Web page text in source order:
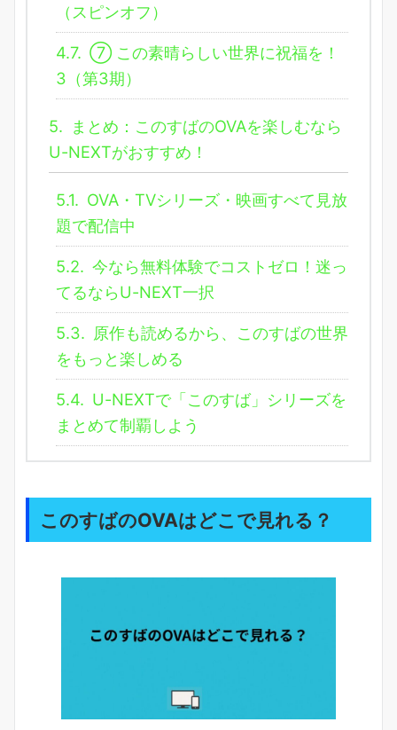
（スピンオフ）
4.7. ⑦ この素晴らしい世界に祝福を！
3（第3期）
5.
まとめ：このすばのOVAを楽しむなら
U-NEXTがおすすめ！
5.1. OVA・TVシリーズ・映画すべて見放
題で配信中
5.2. 今なら無料体験でコストゼロ！迷っ
てるならU-NEXT一択
5.3. 原作も読めるから、このすばの世界
をもっと楽しめる
5.4. U-NEXTで「このすば」シリーズを
まとめて制覇しよう
このすばのOVAはどこで見れる？